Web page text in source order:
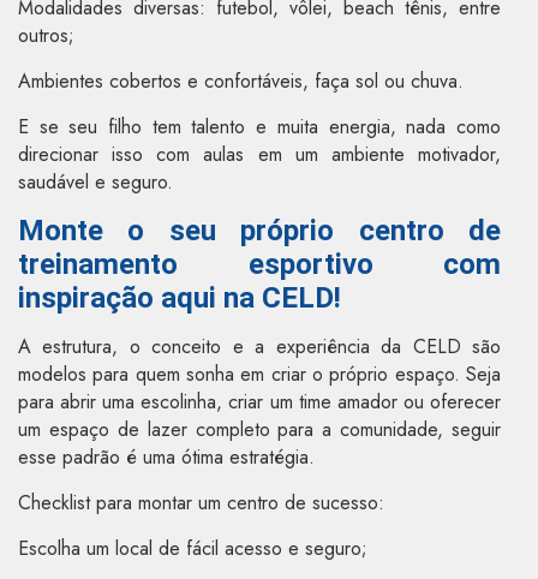
Modalidades diversas: futebol, vôlei, beach tênis, entre
outros;
Ambientes cobertos e confortáveis, faça sol ou chuva.
E se seu filho tem talento e muita energia, nada como
direcionar isso com aulas em um ambiente motivador,
saudável e seguro.
Monte o seu próprio centro de
treinamento esportivo com
inspiração aqui na CELD!
A estrutura, o conceito e a experiência da CELD são
modelos para quem sonha em criar o próprio espaço. Seja
para abrir uma escolinha, criar um time amador ou oferecer
um espaço de lazer completo para a comunidade, seguir
esse padrão é uma ótima estratégia.
Checklist para montar um centro de sucesso:
Escolha um local de fácil acesso e seguro;